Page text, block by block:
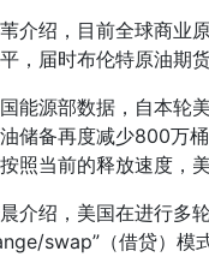
介绍，目前全球商业
，届时布伦特原油期
能源部数据，自本轮
储备再度减少800万
照当前的释放速度，
介绍，美国在进行多
swap”（借贷）模